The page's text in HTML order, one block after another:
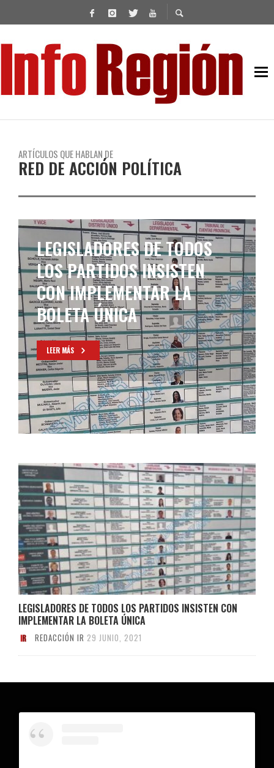
ARTÍCULOS QUE HABLAN DE
RED DE ACCIÓN POLÍTICA
LEGISLADORES DE TODOS
LOS PARTIDOS INSISTEN
CON IMPLEMENTAR LA
BOLETA ÚNICA
LEER MÁS
LEGISLADORES DE TODOS LOS PARTIDOS INSISTEN CON
IMPLEMENTAR LA BOLETA ÚNICA
REDACCIÓN IR 29 JUNIO, 2021